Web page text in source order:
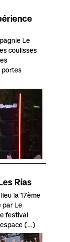
Le
coulisses
portes
Rias
la 17ème
par Le
festival
(…)